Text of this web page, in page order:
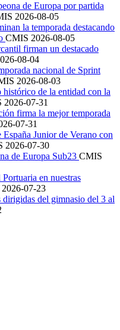
de Europa por partida
2026-08-05
la temporada destacando
CMIS 2026-08-05
firman un destacado
08-04
nacional de Sprint
2026-08-03
de la entidad con la
2026-07-31
firma la mejor temporada
07-31
Junior de Verano con
2026-07-30
de Europa Sub23 CMIS
en nuestras
2026-07-23
del gimnasio del 3 al